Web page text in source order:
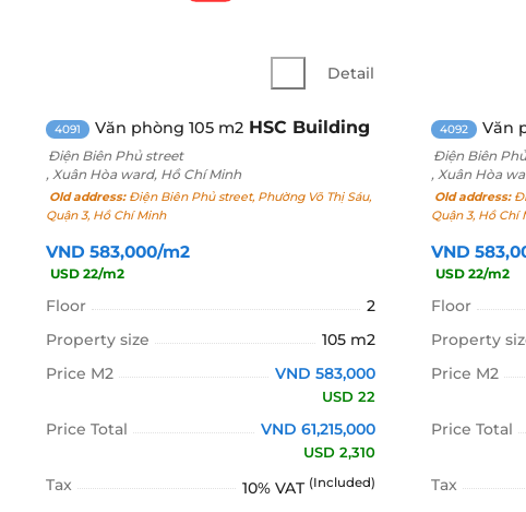
Detail
4091 Văn phòng 105 m2 HSC Building
Điện Biên Phủ street
, Xuân Hòa ward, Hồ Chí Minh
Old address:Điện Biên Phủ street, Phường Võ Thị Sáu,
Quận 3, Hồ Chí Minh
VND 583,000/m2
USD 22/m2
Floor
2
Property size
105 m2
Price M2
VND 583,000
USD 22
Price Total VND 61,215,000
USD 2,310
Tax 10% VAT (Included)
4092 Văn
Điện Biên
, Xuân Hòa
Old address:
Quận 3, Hồ Chí
VND
USD 22/m2
Floor
Property
Price M2
Price Total
Tax